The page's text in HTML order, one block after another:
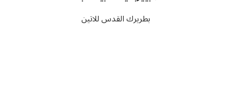
بطريرك القدس للاتين